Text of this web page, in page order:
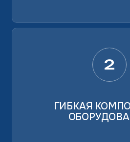
2
ГИБКАЯ